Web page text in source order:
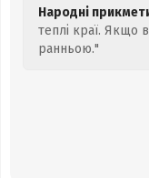
Народні
теплі краї. Якщо
ранньою."